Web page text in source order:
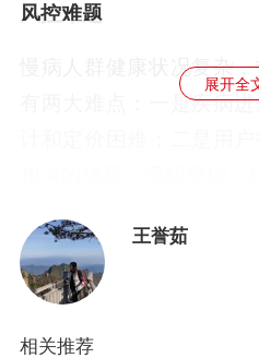
风控难题
慢病人群健康状况复杂
有两大难点：一是疾病
基于这一挑战，平安科
三医平台的医疗大数据
病预测引擎和投保智能
和一键快捷投保方面取得
展开全
王誉茹
相关推荐